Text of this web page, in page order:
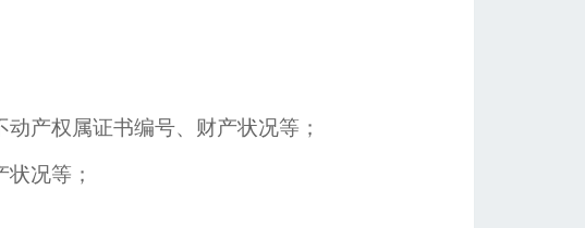
产权属证书编号、财产状况等；
况等；